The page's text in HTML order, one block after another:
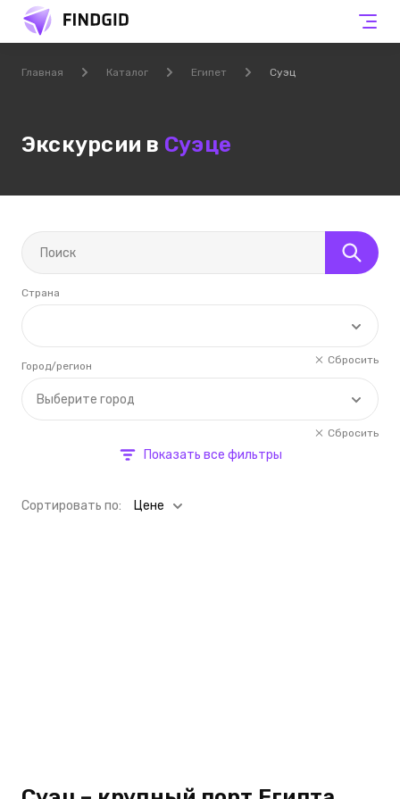
Главная Каталог Египет Суэц
Экскурсии в Суэце
Страна
Сбросить
Выберите город
Город/регион
Сбросить
Показать все фильтры
Cортировать по: Цене